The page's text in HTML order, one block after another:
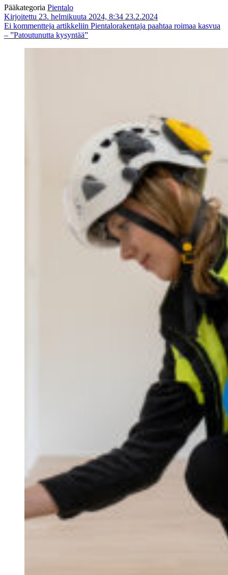
Pääkategoria Pientalo
Kirjoitettu 23. helmikuuta 2024, 8:34 23.2.2024
Ei kommentteja artikkeliin Pientalorakentaja paahtaa roimaa kasvua
– ”Patoutunutta kysyntää”